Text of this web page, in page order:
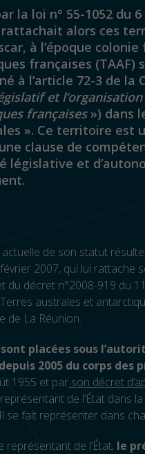
la loi n° 55-1052 du
rattachait alors ces
à l’époque
françaises (TAAF)
à l’article 72-3 de la
et
françaises») dans
». Ce territoire est
clause de
législative et
de son statut
2007, qui lui rattache
du décret n°2008-919 du
australes et
de La Réunion.
sont placées sous
2005 du corps des
1955 et par son décret
de l’État dans
se fait représenter dans
représentant de l’État, le